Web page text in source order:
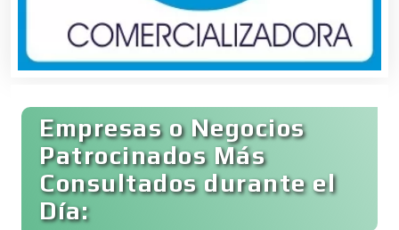
Bares y Cantinas
Basculas
Bebidas
Empresas o Negocios
Patrocinados Más
Consultados durante el
Día: